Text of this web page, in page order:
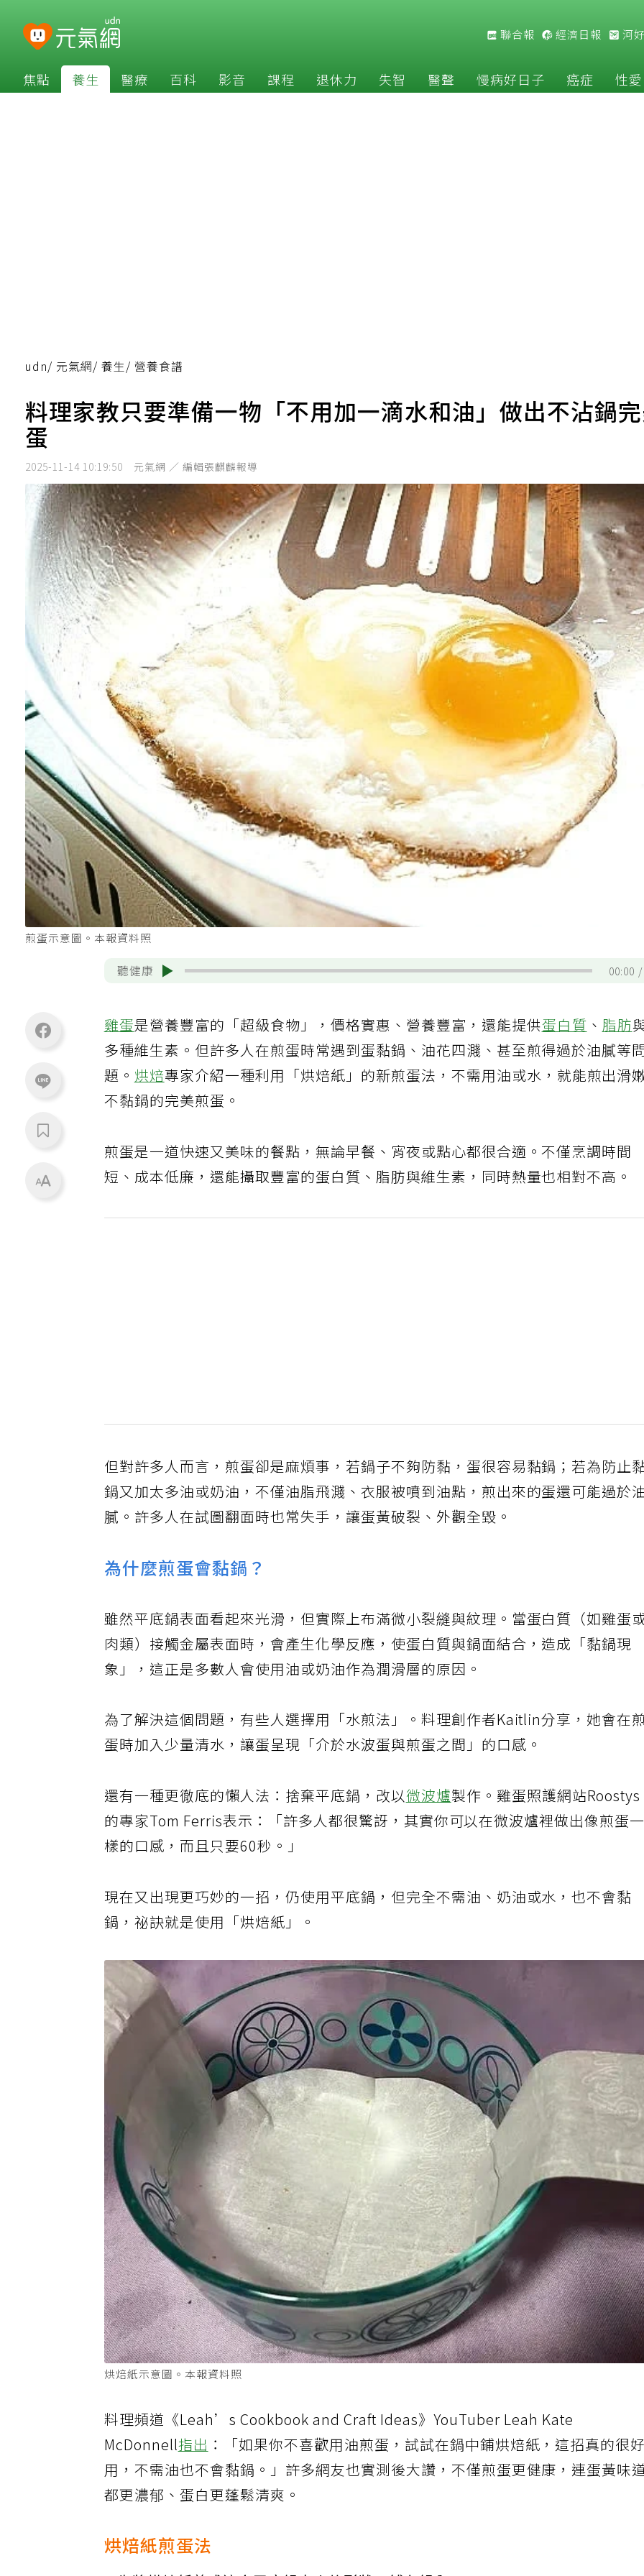
聯合報 經濟日報 河
焦點 養生 醫療 百科 影音 課程 退休力 失智 醫聲 慢病好日子 癌症 性愛
udn/ 元氣網/ 養生/ 營養食譜
料理家教只要準備一物「不用加一滴水和油」做出不沾鍋
蛋
2025-11-14 10:19:50 元氣網 ／ 編輯張麒麟報導
煎蛋示意圖。本報資料照
聽健康 00:00
雞蛋是營養豐富的「超級食物」，價格實惠、營養豐富，還能提供蛋白質 、脂肪
多種維生素。但許多人在煎蛋時常遇到蛋黏鍋、油花四濺、甚至煎得過於油膩等
題。烘焙專家介紹一種利用「烘焙紙」的新煎蛋法，不需用油或水，就能煎出滑
不黏鍋的完美煎蛋。
煎蛋是一道快速又美味的餐點，無論早餐、宵夜或點心都很合適。不僅烹調時間
短、成本低廉，還能攝取豐富的蛋白質、脂肪與維生素，同時熱量也相對不高。
但對許多人而言，煎蛋卻是麻煩事，若鍋子不夠防黏，蛋很容易黏鍋；若為防止
鍋又加太多油或奶油，不僅油脂飛濺、衣服被噴到油點，煎出來的蛋還可能過於
膩。許多人在試圖翻面時也常失手，讓蛋黃破裂、外觀全毀。
為什麼煎蛋會黏鍋？
雖然平底鍋表面看起來光滑，但實際上布滿微小裂縫與紋理。當蛋白質（如雞蛋
肉類）接觸金屬表面時，會產生化學反應，使蛋白質與鍋面結合，造成「黏鍋現
象」，這正是多數人會使用油或奶油作為潤滑層的原因。
為了解決這個問題，有些人選擇用「水煎法」。料理創作者Kaitlin分享，她會在
蛋時加入少量清水，讓蛋呈現「介於水波蛋與煎蛋之間」的口感。
還有一種更徹底的懶人法：捨棄平底鍋，改以微波爐製作。雞蛋照護網站Roostys
的專家Tom Ferris表示：「許多人都很驚訝，其實你可以在微波爐裡做出像煎蛋
樣的口感，而且只要60秒。」
現在又出現更巧妙的一招，仍使用平底鍋，但完全不需油、奶油或水，也不會黏
鍋，祕訣就是使用「烘焙紙」。
料理頻道《Leah’s Cookbook and Craft Ideas》YouTuber Leah Kate
McDonnell指出 ：「如果你不喜歡用油煎蛋，試試在鍋中鋪烘焙紙，這招真的很
用，不需油也不會黏鍋。」許多網友也實測後大讚，不僅煎蛋更健康，連蛋黃味
都更濃郁、蛋白更蓬鬆清爽。
烘焙紙煎蛋法